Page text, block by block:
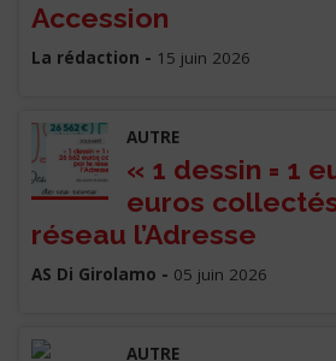
Accession
La rédaction - 15 juin 2026
AUTRE
« 1 dessin = 1
euros
réseau l’Adresse
AS Di Girolamo - 05 juin 2026
AUTRE